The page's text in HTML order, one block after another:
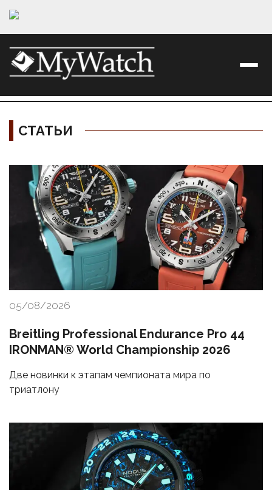
СТАТЬИ
Материалы
05/08/2026
Breitling Professional Endurance Pro 44
IRONMAN® World Championship 2026
Две новинки к этапам чемпионата мира по
триатлону